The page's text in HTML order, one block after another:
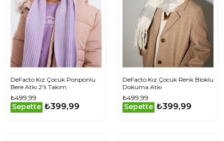
DeFacto Kız Çocuk Ponponlu
Bere Atkı 2'li Takım
₺499,99
Sepette ₺399,99
DeFacto Kız Çocuk Renk Bloklu
Dokuma Atkı
₺499,99
Sepette ₺399,99